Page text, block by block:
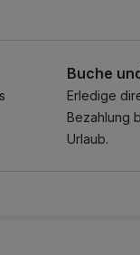
und 150m²
Sonnenschirm
& Bio-Sauna
Buche
Erledige
Bezahlung
Urlaub.